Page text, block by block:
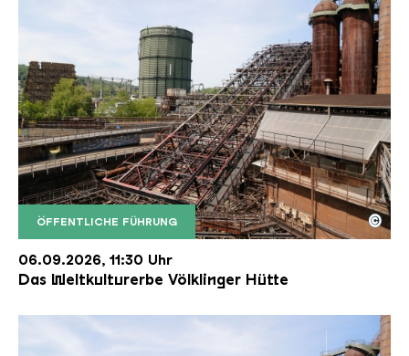
ÖFFENTLICHE FÜHRUNG
Der Erzschrägaufzug der Völklinger Hütte mit
Copyright: Weltkulturerbe Völklinger Hütte | Karl
©
06.09.2026, 11:30 Uhr
Das Weltkulturerbe Völklinger Hütte